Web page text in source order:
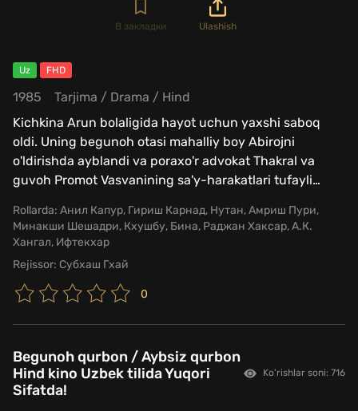
В закладки Ulashish
Uz FHD
1985 Tarjima / Drama / Hind
Kichkina Arun bolaligida hayot uchun yaxshi saboq
oldi. Uning begunoh otasi mahalliy boy Abirojni
o'ldirishda ayblandi va poraxo'r advokat Thakral va
guvoh Promot Vasvanining sa'y-harakatlari tufayli…
Rollarda: Анил Капур, Гириш Карнад, Нутан, Амриш Пури,
Минакши Шешадри, Кхушбу, Бина, Раджан Хаксар, А.К.
Хангал, Ифтекхар
Rejissor: Субхаш Гхай
0
Begunoh qurbon / Aybsiz qurbon
Hind kino Uzbek tilida Yuqori
Sifatda!
Ko'rishlar soni: 716